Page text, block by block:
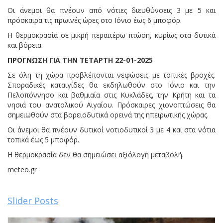
Οι άνεμοι θα πνέουν από νότιες διευθύνσεις 3 με 5 και
πρόσκαιρα τις πρωινές ώρες στο Ιόνιο έως 6 μποφόρ.
Η θερμοκρασία σε μικρή περαιτέρω πτώση, κυρίως στα δυτικά
και βόρεια.
ΠΡΟΓΝΩΣΗ ΓΙΑ ΤΗΝ ΤΕΤΑΡΤΗ 22-01-2025
Σε όλη τη χώρα προβλέπονται νεφώσεις με τοπικές βροχές.
Σποραδικές καταιγίδες θα εκδηλωθούν στο Ιόνιο και την
Πελοπόννησο και βαθμιαία στις Κυκλάδες, την Κρήτη και τα
νησιά του ανατολικού Αιγαίου. Πρόσκαιρες χιονοπτώσεις θα
σημειωθούν στα βορειοδυτικά ορεινά της ηπειρωτικής χώρας.
Οι άνεμοι θα πνέουν δυτικοί νοτιοδυτικοί 3 με 4 και στα νότια
τοπικά έως 5 μποφόρ.
Η θερμοκρασία δεν θα σημειώσει αξιόλογη μεταβολή.
meteo.gr
Slider Posts